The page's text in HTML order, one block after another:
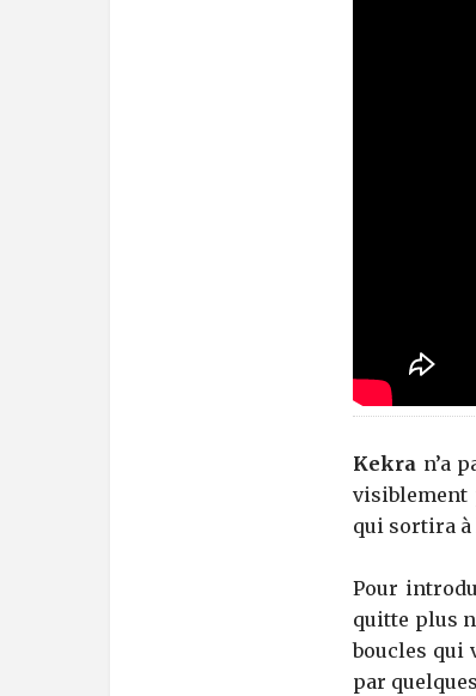
Kekra n’a
visiblement
qui sortira
Pour
quitte plus
boucles qui
par